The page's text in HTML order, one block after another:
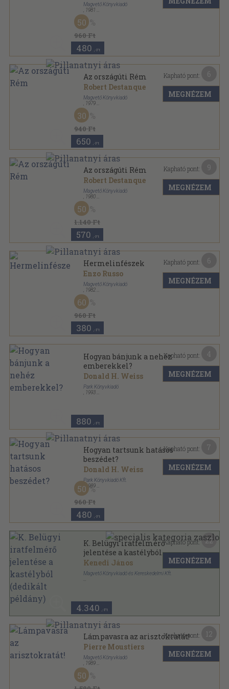
Magvető Könyvkiadó
1981
Ragasztott papírkötés
Albatrosz Könyvek sorozat
960 Ft
50
480 ,-Ft
Az országúti Rém
Robert Destanque
Magvető Könyvkiadó
1979
Ragasztott papírkötés
Albatrosz Könyvek sorozat
940 Ft
30
650 ,-Ft
Kapható pont:
MEGNÉZEM
Az országúti Rém
Robert Destanque
Magvető Könyvkiadó
1980
Ragasztott papírkötés
Albatrosz Könyvek sorozat
1.140 Ft
50
570 ,-Ft
Kapható pont:
MEGNÉZEM
Hermelinfészek
Enzo Russo
Magvető Könyvkiadó
1982
Vászon
Világkönyvtár sorozat
960 Ft
60
380 ,-Ft
Kapható pont:
MEGNÉZEM
Hogyan bánjunk a nehéz
emberekkel?
Donald H. Weiss
Park Könyvkiadó
1993
880 ,-Ft
Kapható pont:
MEGNÉZEM
Hogyan tartsunk hatásos
beszédet?
Donald H. Weiss
Park Könyvkiadó Kft.
, 1989
Ragasztott papírkötés
Menedzserek Kiskönyvtára sorozat
960 Ft
50
480 ,-Ft
Kapható pont:
MEGNÉZEM
K. Belügyi iratfelmérő
jelentése a kastélyból
(dedikált példány)
Kenedi János
Magvető Könyvkiadó és Kereskedelmi Kft.
4.340 ,-Ft
Kapható pont: 22
MEGNÉZEM
Lámpavasra az arisztokratát!
Pierre Moustiers
Magvető Könyvkiadó
1989
Ragasztott papírkötés
50
Kapható pont:
MEGNÉZEM